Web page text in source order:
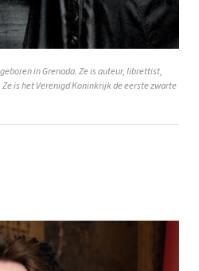
in Grenada. Ze is auteur, librettist,
is het Verenigd Koninkrijk de eerste zwarte